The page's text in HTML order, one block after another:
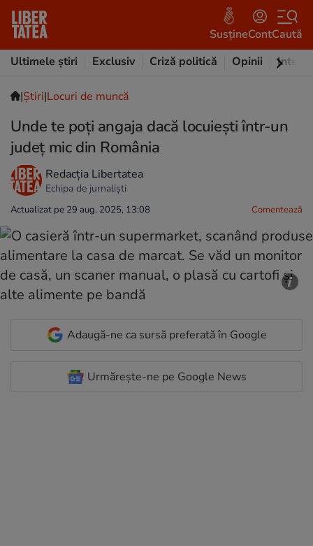
SusțineContCaută
Ultimele știri
Exclusiv Criză politică Opinii
|Ştiri|Locuri de muncă
Unde te poți angaja dacă locuiești într-un
județ mic din România
Redacția Libertatea
Echipa de jurnaliști
Actualizat pe 29 aug. 2025, 13:08 Comentează
Adaugă-ne ca sursă preferată în Google
Urmărește-ne pe Google News